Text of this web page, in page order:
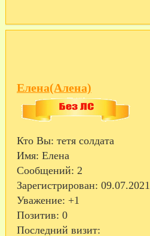
Елена(Алена)
Кто Вы: тетя солдата
Имя: Елена
Сообщений: 2
Зарегистрирован: 09.07.2021
Уважение: +1
Позитив: 0
Последний визит: